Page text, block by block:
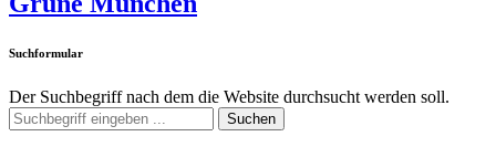
Suchformular
Der Suchbegriff nach dem die Website durchsucht werden soll.
Suchen